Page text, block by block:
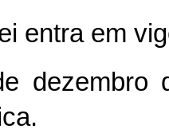
entra em
dezembro